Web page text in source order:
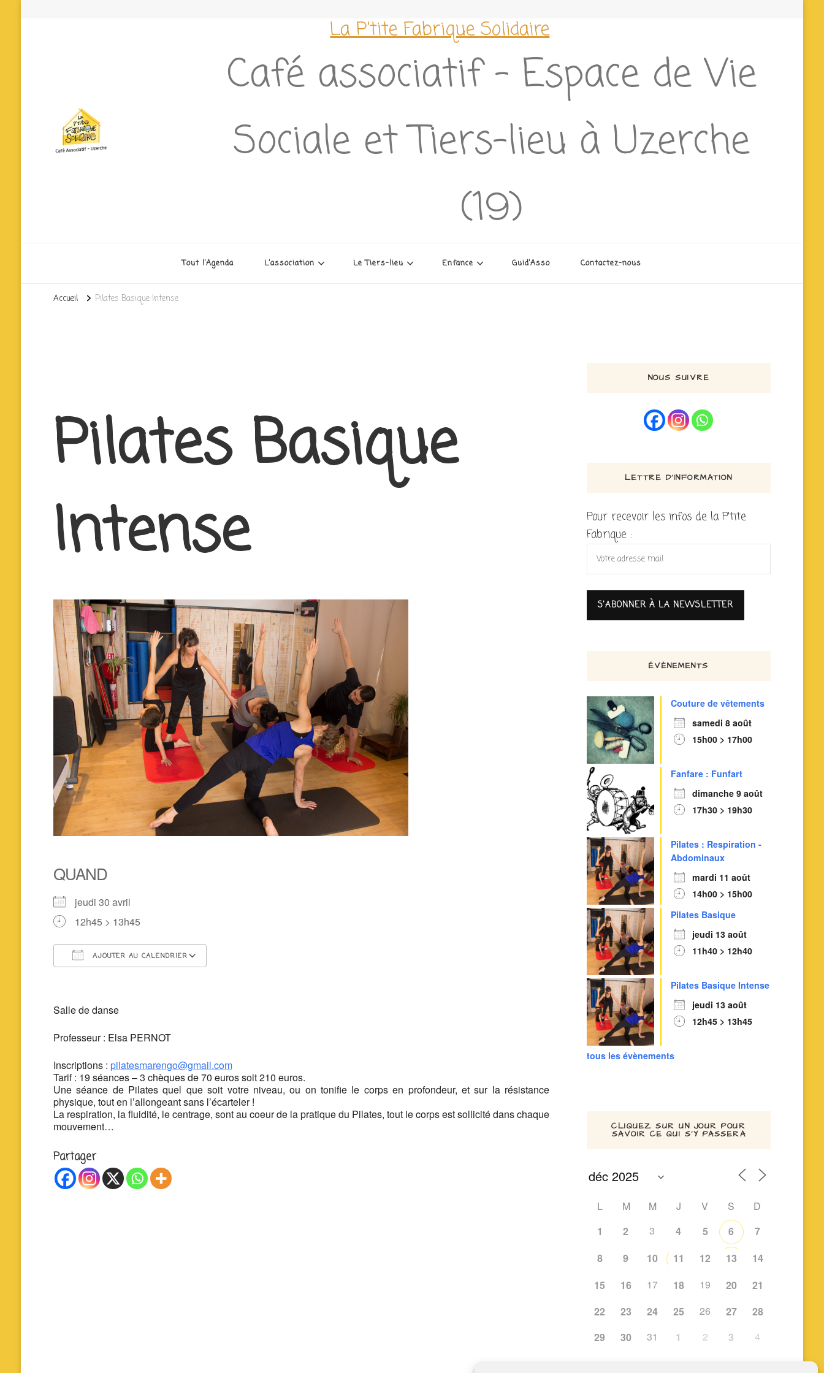
La P'tite Fabrique Solidaire
Café associatif – Espace de Vie
Sociale et Tiers-lieu à Uzerche
(19)
Tout l’Agenda L’association Le Tiers-lieu Enfance Guid’Asso Contactez-nous
Accueil Pilates Basique Intense
Pilates Basique
Intense
QUAND
jeudi 30 avril
12h45 > 13h45
AJOUTER AU CALENDRIER
Outlook Live
Salle de danse
Professeur : Elsa PERNOT
Inscriptions : pilatesmarengo@gmail.com
Tarif : 19 séances – 3 chèques de 70 euros soit 210 euros.
Une séance de Pilates quel que soit votre niveau, ou on tonifie le corps en profondeur, et sur la résistance
physique, tout en l’allongeant sans l’écarteler !
La respiration, la fluidité, le centrage, sont au coeur de la pratique du Pilates, tout le corps est sollicité dans chaque
mouvement…
Partager
NOUS SUIVRE
LETTRE D’INFORMATION
Pour recevoir les infos de la P'tite
Fabrique :
ÉVÈNEMENTS
Couture de vêtements
samedi 8 août
15h00 > 17h00
Fanfare : Funfart
dimanche 9 août
17h30 > 19h30
Pilates : Respiration -
Abdominaux
mardi 11 août
14h00 > 15h00
Pilates Basique
jeudi 13 août
11h40 > 12h40
Pilates Basique Intense
jeudi 13 août
12h45 > 13h45
tous les évènements
CLIQUEZ SUR UN JOUR POUR
SAVOIR CE QUI S’Y PASSERA
L M M J V S
D
1
2 3 4 5 6
7
8
9 10 11 12 13
14
15
16 17 18 19 20
21
22
23 24 25 26 27
28
29
30 31 1 2 3 4